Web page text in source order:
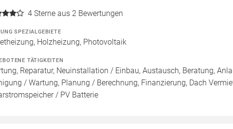
4 Sterne aus 2 Bewertungen
SPEZIALGEBIETE
Holzheizung, Photovoltaik
TÄTIGKEITEN
Reparatur, Neuinstallation / Einbau, Austausch, Beratung,
/ Wartung, Planung / Berechnung, Finanzierung, Dach
/ PV Batterie